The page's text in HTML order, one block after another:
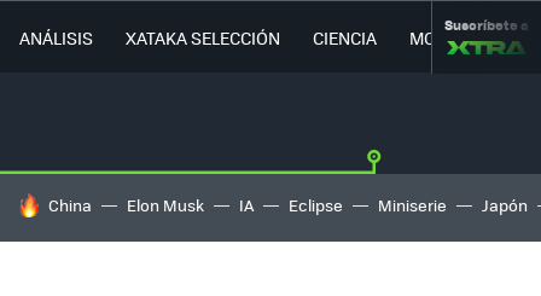
ANÁLISIS XATAKA SELECCIÓN CIENCIA MOVILIDAD
Suscríbete a
HOY SE HABLA DE
China Elon Musk IA Eclipse Miniserie Japón